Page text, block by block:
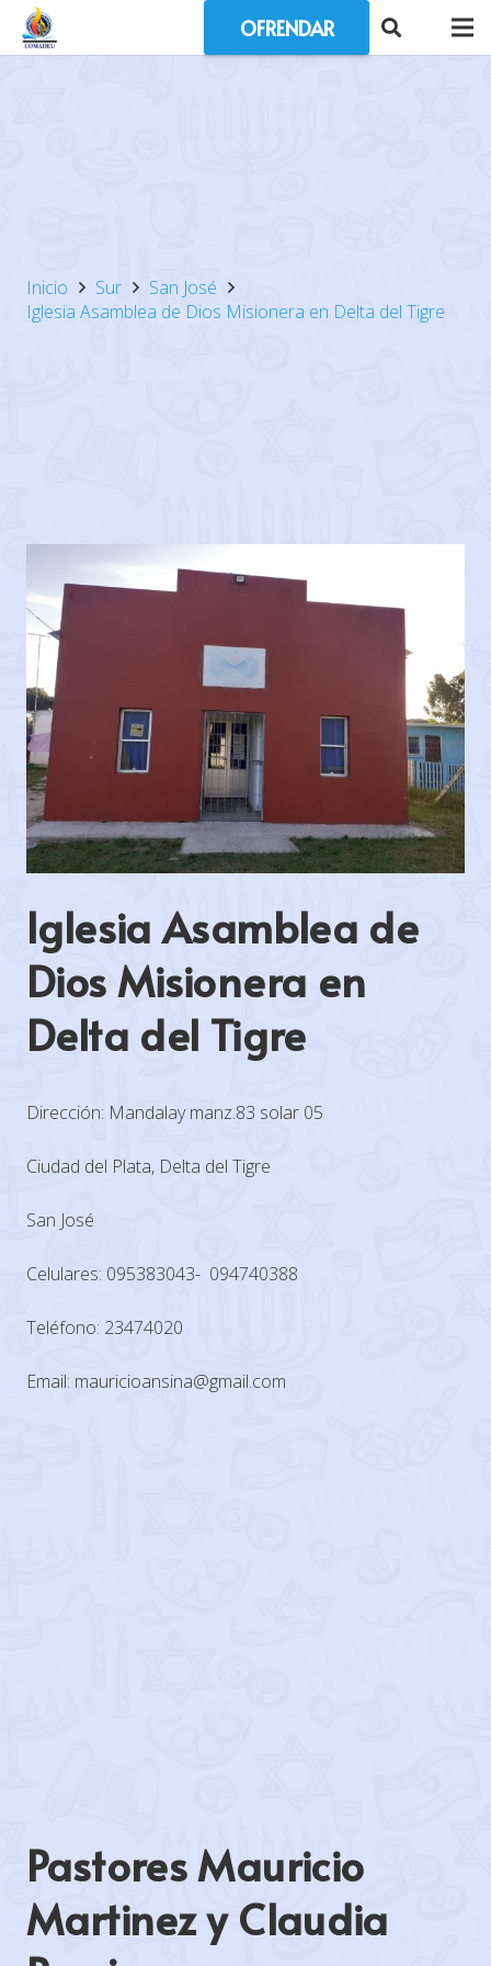
OFRENDAR
Inicio Sur
San José
Iglesia Asamblea de Dios Misionera en Delta del Tigre
Iglesia Asamblea de
Dios Misionera en
Delta del Tigre
Dirección: Mandalay manz.83 solar 05
Ciudad del Plata, Delta del Tigre
San José
Celulares: 095383043- 094740388
Teléfono: 23474020
Email: mauricioansina@gmail.com
Pastores Mauricio
Martinez y Claudia